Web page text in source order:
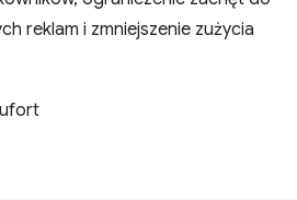
reklam i zmniejszenie zużycia